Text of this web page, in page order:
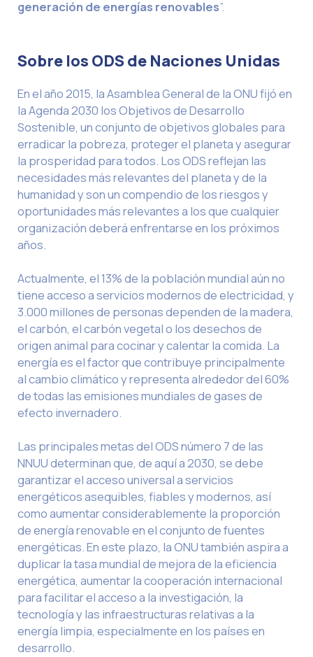
generación de energías renovables”.
Sobre los ODS de Naciones Unidas
En el año 2015, la Asamblea General de la ONU fijó en
la Agenda 2030 los Objetivos de Desarrollo
Sostenible, un conjunto de objetivos globales para
erradicar la pobreza, proteger el planeta y asegurar
la prosperidad para todos. Los ODS reflejan las
necesidades más relevantes del planeta y de la
humanidad y son un compendio de los riesgos y
oportunidades más relevantes a los que cualquier
organización deberá enfrentarse en los próximos
años.
Actualmente, el 13% de la población mundial aún no
tiene acceso a servicios modernos de electricidad, y
3.000 millones de personas dependen de la madera,
el carbón, el carbón vegetal o los desechos de
origen animal para cocinar y calentar la comida. La
energía es el factor que contribuye principalmente
al cambio climático y representa alrededor del 60%
de todas las emisiones mundiales de gases de
efecto invernadero.
Las principales metas del ODS número 7 de las
NNUU determinan que, de aquí a 2030, se debe
garantizar el acceso universal a servicios
energéticos asequibles, fiables y modernos, así
como aumentar considerablemente la proporción
de energía renovable en el conjunto de fuentes
energéticas. En este plazo, la ONU también aspira a
duplicar la tasa mundial de mejora de la eficiencia
energética, aumentar la cooperación internacional
para facilitar el acceso a la investigación, la
tecnología y las infraestructuras relativas a la
energía limpia, especialmente en los países en
desarrollo.